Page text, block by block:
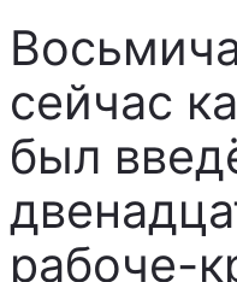
сейчас
был
рабоче-